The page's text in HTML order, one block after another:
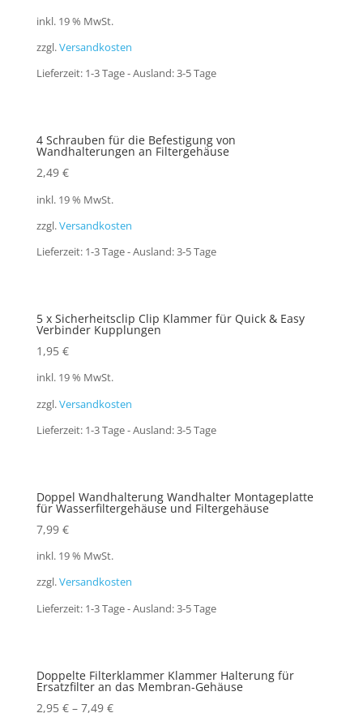
inkl. 19 % MwSt.
zzgl.Versandkosten
Lieferzeit: 1-3 Tage - Ausland: 3-5 Tage
4 Schrauben für die Befestigung von
Wandhalterungen an Filtergehäuse
2,49 €
inkl. 19 % MwSt.
zzgl.Versandkosten
Lieferzeit: 1-3 Tage - Ausland: 3-5 Tage
5 x Sicherheitsclip Clip Klammer für Quick & Easy
Verbinder Kupplungen
1,95 €
inkl. 19 % MwSt.
zzgl.Versandkosten
Lieferzeit: 1-3 Tage - Ausland: 3-5 Tage
Doppel Wandhalterung Wandhalter Montageplatte
für Wasserfiltergehäuse und Filtergehäuse
7,99 €
inkl. 19 % MwSt.
zzgl.Versandkosten
Lieferzeit: 1-3 Tage - Ausland: 3-5 Tage
Doppelte Filterklammer Klammer Halterung für
Ersatzfilter an das Membran-Gehäuse
2,95 €– 7,49 €